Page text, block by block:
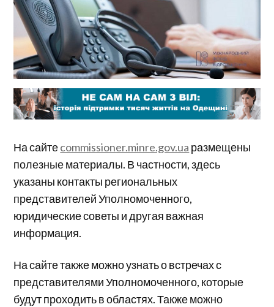
На сайтеcommissioner.minre.gov.ua размещены
полезные материалы. В частности, здесь
указаны контакты региональных
представителей Уполномоченного,
юридические советы и другая важная
информация.
На сайте также можно узнать о встречах с
представителями Уполномоченного, которые
будут проходить в областях. Также можно